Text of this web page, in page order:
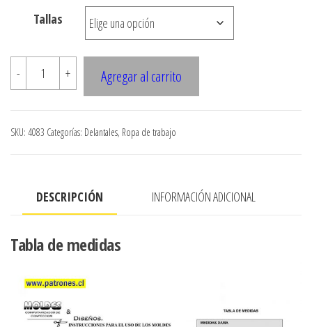
$7.900
Tallas
-
4083
cantidad
+ Agregar al carrito
SKU: 4083 Categorías: Delantales, Ropa de trabajo
DESCRIPCIÓN INFORMACIÓN ADICIONAL
Tabla de medidas